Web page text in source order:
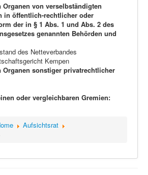
von verselbständigten
in öffentlich-rechtlicher oder
der in § 1 Abs. 1 und Abs. 2 des
genannten Behörden und
des Netteverbandes
Kempen
sonstiger privatrechtlicher
oder vergleichbaren Gremien:
Aufsichtsrat